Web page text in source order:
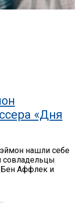
«Дня
нашли себе
совладельцы
Бен Аффлек и